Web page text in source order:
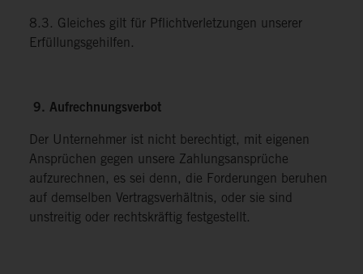
8.3. Gleiches gilt für Pflichtverletzungen unserer
Erfüllungsgehilfen.
9. Aufrechnungsverbot
Der Unternehmer ist nicht berechtigt, mit eigenen
Ansprüchen gegen unsere Zahlungsansprüche
aufzurechnen, es sei denn, die Forderungen beruhen
auf demselben Vertragsverhältnis, oder sie sind
unstreitig oder rechtskräftig festgestellt.